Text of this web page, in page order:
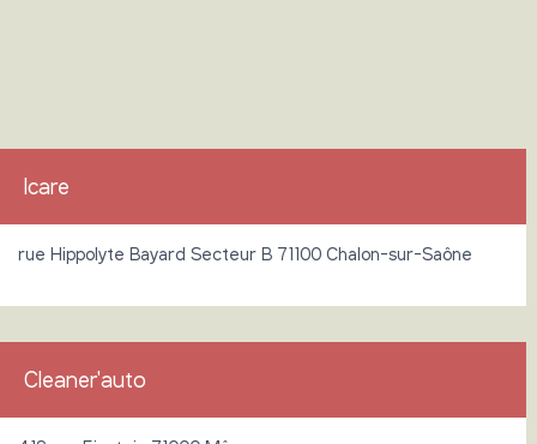
Icare
rue Hippolyte Bayard Secteur B 71100 Chalon-sur-Saône
Cleaner'auto